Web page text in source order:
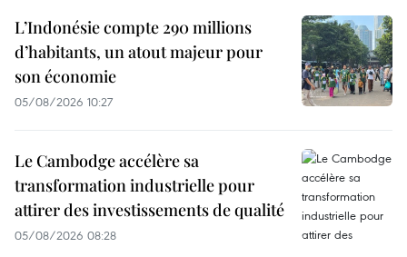
L’Indonésie compte 290 millions
d’habitants, un atout majeur pour
son économie
05/08/2026 10:27
Le Cambodge accélère sa
transformation industrielle pour
attirer des investissements de qualité
05/08/2026 08:28